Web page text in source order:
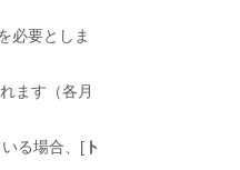
必要としま
ます（各月
る場合、[ ト